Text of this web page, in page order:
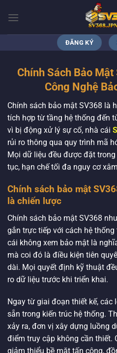
qua
ĐĂNG KÝ
Chính Sách Bảo
Công Nghệ
Chính sách bảo mật SV368 là
tích hợp từ tầng hệ thống đến
vì bị động xử lý sự cố, nhà cái
rủi ro thông qua quy trình mã
Mọi dữ liệu đều được đặt
tục, hạn chế tối đa nguy cơ
Chính sách bảo mật
là chiến lược
Chính sách bảo mật SV368
gắn trực tiếp với cách hệ
cái không xem bảo mật là
mà coi đó là điều kiện tiên
dài. Mọi quyết định kỹ thuật
ro dữ liệu trước khi triển khai.
Ngay từ giai đoạn thiết kế,
sẵn trong kiến trúc hệ thống.
xảy ra, đơn vị xây dựng luồng
điểm truy cập không cần thiết.
giảm thiểu bề mặt tấn công,